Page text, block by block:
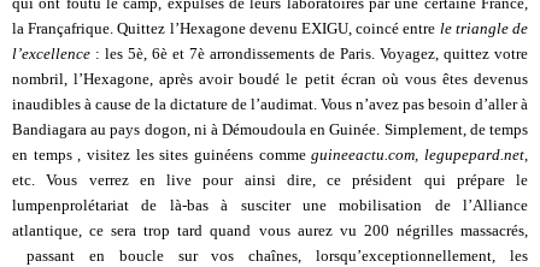
la Françafrique. Quittez l’Hexagone devenu EXIGU, coincé entre le triangle de
l’excellence : les 5è, 6è et 7è arrondissements de Paris. Voyagez, quittez votre
nombril, l’Hexagone, après avoir boudé le petit écran où vous êtes devenus
inaudibles à cause de la dictature de l’audimat. Vous n’avez pas besoin d’aller à
Bandiagara au pays dogon, ni à Démoudoula en Guinée. Simplement, de temps
en temps , visitez les sites guinéens commeguineeactu.com, legupepard.net,
etc. Vous verrez en live pour ainsi dire, ce président qui prépare le
lumpenprolétariat de là-bas à susciter une mobilisation de l’Alliance
atlantique, ce sera trop tard quand vous aurez vu 200 négrilles massacrés,
passant en boucle sur vos chaînes, lorsqu’exceptionnellement, les